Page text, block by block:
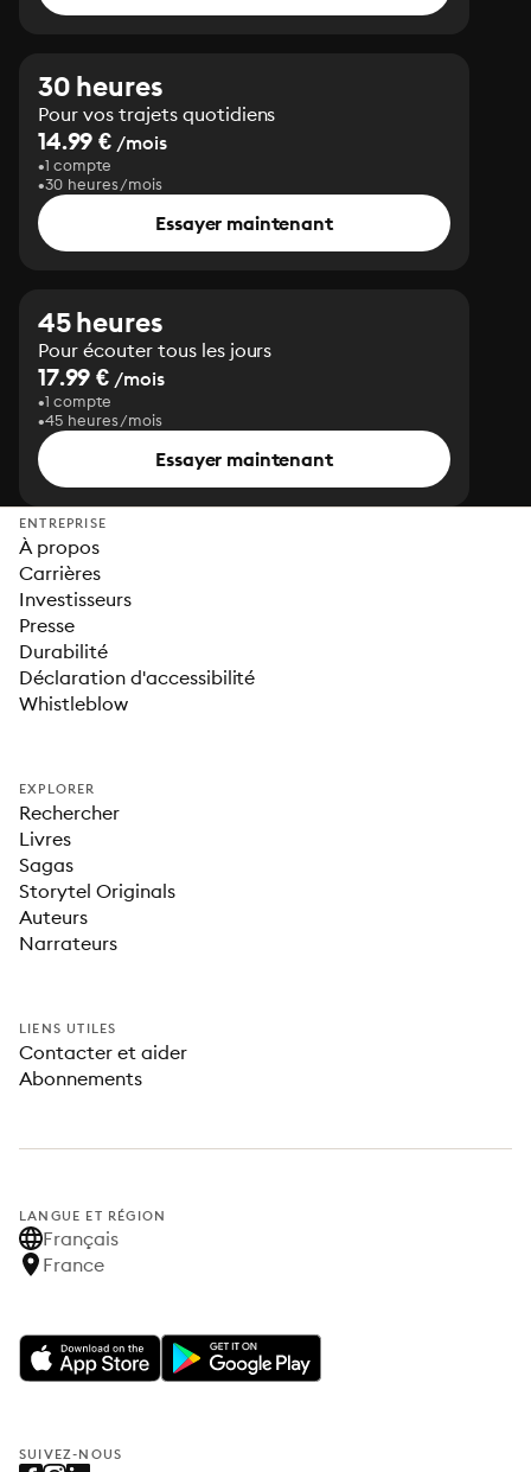
30 heures
Pour vos trajets quotidiens
14.99 € /mois
1 compte
30 heures/mois
Essayer maintenant
45 heures
Pour écouter tous les jours
17.99 € /mois
1 compte
45 heures/mois
Essayer maintenant
ENTREPRISE
À propos
Carrières
Investisseurs
Presse
Durabilité
Déclaration d'accessibilité
Whistleblow
EXPLORER
Rechercher
Livres
Sagas
Storytel Originals
Auteurs
Narrateurs
LIENS UTILES
Contacter et aider
Abonnements
LANGUE ET RÉGION
Français
France
SUIVEZ-NOUS